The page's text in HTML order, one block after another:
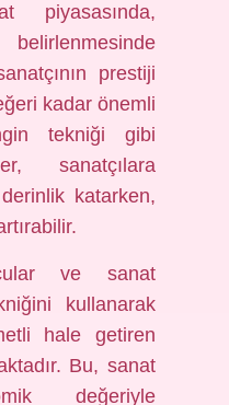
piyasasında,
prestiji
kadar önemli
tekniği gibi
sanatçılara
katarken,
ve sanat
kullanarak
hale getiren
Bu, sanat
değeriyle